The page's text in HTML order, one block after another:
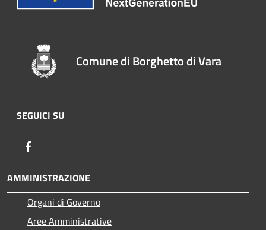
Comune di Borghetto di Vara
SEGUICI SU
AMMINISTRAZIONE
Organi di Governo
Aree Amministrative